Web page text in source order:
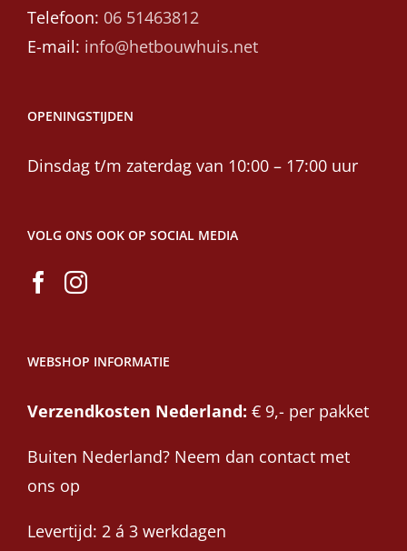
Telefoon: 06 51463812
E-mail: info@hetbouwhuis.net
OPENINGSTIJDEN
Dinsdag t/m zaterdag van 10:00 – 17:00 uur
VOLG ONS OOK OP SOCIAL MEDIA
WEBSHOP INFORMATIE
Verzendkosten Nederland: € 9,- per pakket
Buiten Nederland? Neem dan contact met
ons op
Levertijd: 2 á 3 werkdagen